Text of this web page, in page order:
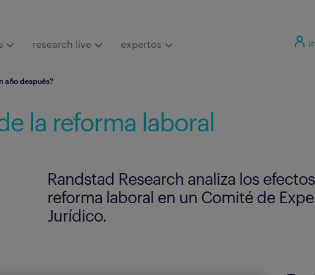
research live expertos
año después?
la reforma laboral
Randstad Research analiza los
reforma laboral en un Comité de
Jurídico.